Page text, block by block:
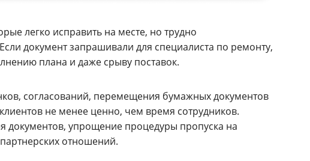
легко исправить на месте, но трудно
документ запрашивали для специалиста по ремонту,
плана и даже срыву поставок.
согласований, перемещения бумажных документов
не менее ценно, чем время сотрудников.
документов, упрощение процедуры пропуска на
отношений.